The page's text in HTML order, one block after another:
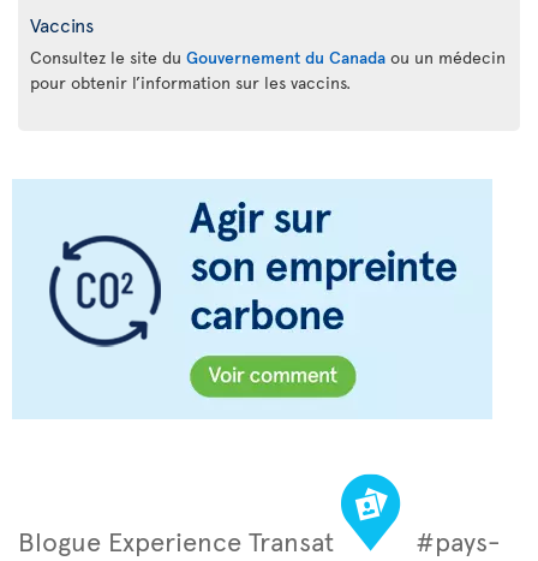
Vaccins
Consultez le site du Gouvernement du Canada ou un médecin
pour obtenir l’information sur les vaccins.
Blogue Experience Transat
#pays-